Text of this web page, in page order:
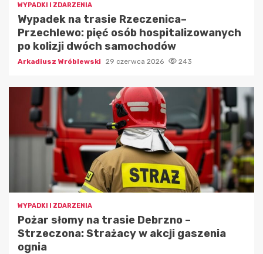
WYPADKI I ZDARZENIA
Wypadek na trasie Rzeczenica–
Przechlewo: pięć osób hospitalizowanych
po kolizji dwóch samochodów
Arkadiusz Wróblewski 29 czerwca 2026 243
WYPADKI I ZDARZENIA
Pożar słomy na trasie Debrzno –
Strzeczona: Strażacy w akcji gaszenia
ognia